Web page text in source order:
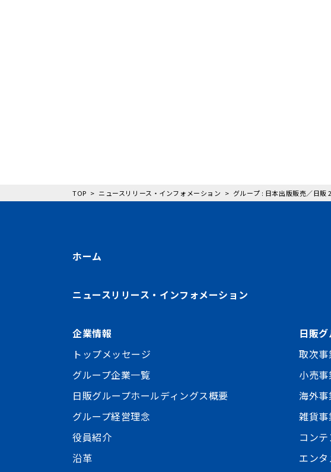
TOP ニュースリリース・インフォメーション グループ : 日本出版販売／日販
ホーム
ニュースリリース・インフォメーション
企業情報
トップメッセージ
グループ企業一覧
日販グループホールディングス概要
グループ経営理念
役員紹介
沿革
日販
取次事
小売事
海外事
雑貨事
コン
エン